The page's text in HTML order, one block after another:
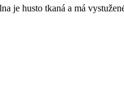
je husto tkaná a má